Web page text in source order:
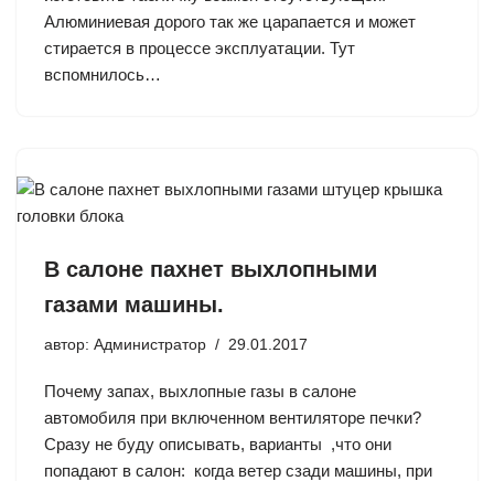
Алюминиевая дорого так же царапается и может
стирается в процессе эксплуатации. Тут
вспомнилось…
В салоне пахнет выхлопными
газами машины.
автор: Администратор 29.01.2017
Почему запах, выхлопные газы в салоне
автомобиля при включенном вентиляторе печки?
Сразу не буду описывать, варианты ,что они
попадают в салон: когда ветер сзади машины, при